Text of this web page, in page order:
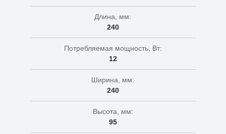
Длина, мм:
240
Потребляемая мощность, Вт:
12
Ширина, мм:
240
Высота, мм:
95